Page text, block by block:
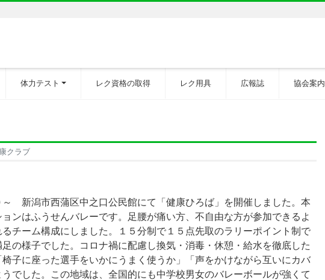
体力テスト レク資格の取得 レク用具 広報誌 協会案内
クラブ
～ 新潟市西蒲区中之口公民館にて「健康ひろば」を開催しました。本
ンはふうせんバレーです。足腰が痛い方、不自由な方が参加できるよ
チーム構成にしました。１５分制で１５点先取のラリーポイント制で
の様子でした。コロナ禍に配慮し換気・消毒・休憩・給水を徹底した
椅子に座った選手をいかにうまく使うか」「声をかけながら互いにカバ
でした。この地域は、全国的にも中学校男女のバレーボールが強くて